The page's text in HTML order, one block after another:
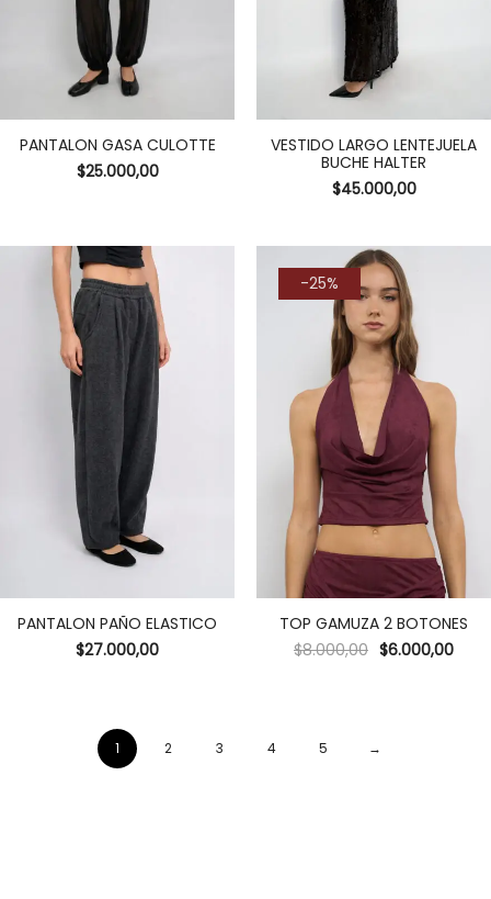
PANTALON GASA CULOTTE
$25.000,00
VESTIDO LARGO LENTEJUELA
BUCHE HALTER
$45.000,00
PANTALON PAÑO ELASTICO
$27.000,00
-25%
TOP GAMUZA 2 BOTONES
$8.000,00 $6.000,00
1 2 3 4 5 →